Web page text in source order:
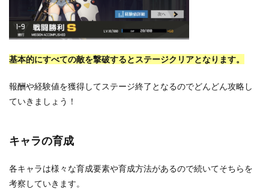
基本的にすべての敵を撃破するとステージクリアとなります。
報酬や経験値を獲得してステージ終了となるのでどんどん攻略し
ていきましょう！
キャラの育成
各キャラは様々な育成要素や育成方法があるので続いてそちらを
考察していきます。